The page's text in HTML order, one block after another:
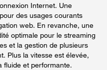
Internet. Une
des usages courants
web. En revanche, une
optimale pour le streaming
et la gestion de plusieurs
Plus la vitesse est élevée,
fluide et performante.